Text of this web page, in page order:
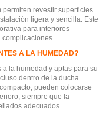
permiten revestir superficies
ligera y sencilla. Este
para interiores
complicaciones
A LA HUMEDAD?
a la humedad y aptas para su
dentro de la ducha.
pueden colocarse
siempre que la
adecuados.